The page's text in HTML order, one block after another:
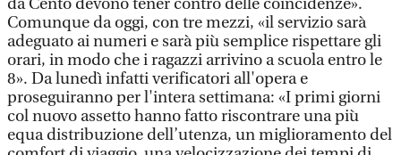
da Cento devono tener contro delle coincidenze».
Comunque da oggi, con tre mezzi, «il servizio sarà
adeguato ai numeri e sarà più semplice rispettare gli
orari, in modo che i ragazzi arrivino a scuola entro le
8». Da lunedì infatti verificatori all'opera e
proseguiranno per l'intera settimana: «I primi giorni
col nuovo assetto hanno fatto riscontrare una più
equa distribuzione dell’utenza, un miglioramento del